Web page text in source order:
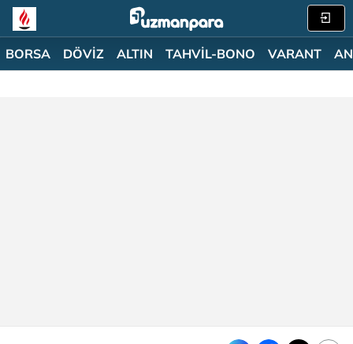
BORSA DÖVİZ ALTIN TAHVİL-BONO VARANT